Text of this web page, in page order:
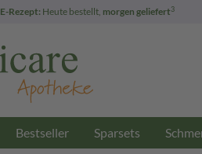
E-Rezept: Heute bestellt, morgen geliefert3
Bestseller Sparsets